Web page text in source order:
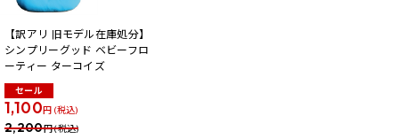
【訳アリ 旧モデル在庫処分】
シンプリーグッド ベビーフロ
ーティー ターコイズ
セール
1,100円 (税込)
2,200円 (税込)